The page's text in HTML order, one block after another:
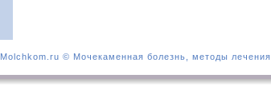
Molchkom.ru © Мочекаменная болезнь, методы лечения.